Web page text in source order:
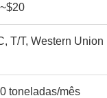
T/T, Western Union
toneladas/mês